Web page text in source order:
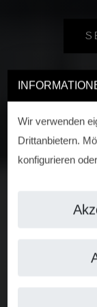
Wir verwenden
Drittanbietern.
konfigurieren